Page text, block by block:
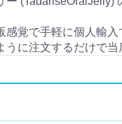
感覚で手軽に個人輸
うに注文するだけで